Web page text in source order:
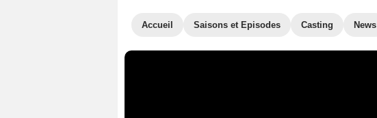
Accueil Saisons et Episodes Casting News